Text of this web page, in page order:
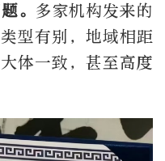
。 多家机构发来的
型有别，地域相距
体一致，甚至高度